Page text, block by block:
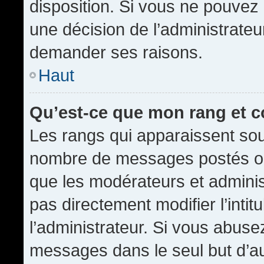
disposition. Si vous ne pouvez
une décision de
demander ses raisons.
Haut
Qu’est-ce que mon rang et
Les rangs qui apparaissent
nombre de messages postés
que les modérateurs et
pas directement modifier
l’administrateur. Si vous
messages dans le seul but